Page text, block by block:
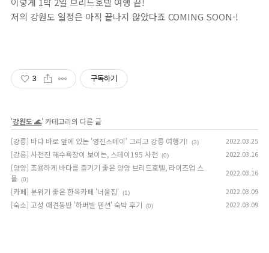
저의 강원도 일정은 아직 끝나지 않았다죠 COMING SOON-!
3 구독하기
'강원도 🌊' 카테고리의 다른 글
[강릉] 바다 바로 앞에 있는 '영진스테이' 그리고 강릉 여행기!
(3) 2022.03.25
[강릉] 사천진 해수욕장이 보이는, 스테이195 사천 (0) 2022.03.16
[양양] 조용하게 바다를 즐기기 좋은 양양 브리드호텔, 라이즈업 스
몰 (0)
2022.03.16
[카페] 분위기 좋은 한옥카페 '너울집' (1) 2022.03.09
[숙소] 고성 애견동반 '하버빌 펜션' 숙박 후기 (0) 2022.03.09